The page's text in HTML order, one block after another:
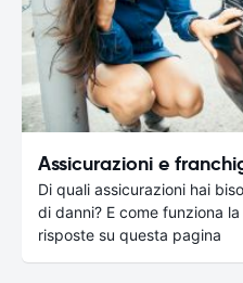
Assicurazioni e
Di quali assicurazioni hai
di danni? E come funziona
risposte su questa pagina